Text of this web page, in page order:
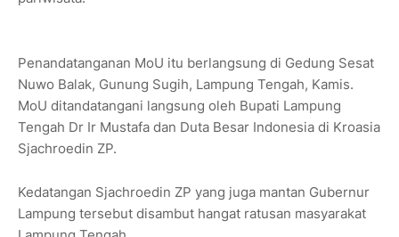
Penandatanganan MoU itu berlangsung di Gedung Sesat
Nuwo Balak, Gunung Sugih, Lampung Tengah, Kamis.
MoU ditandatangani langsung oleh Bupati Lampung
Tengah Dr Ir Mustafa dan Duta Besar Indonesia di Kroasia
Sjachroedin ZP.
Kedatangan Sjachroedin ZP yang juga mantan Gubernur
Lampung tersebut disambut hangat ratusan masyarakat